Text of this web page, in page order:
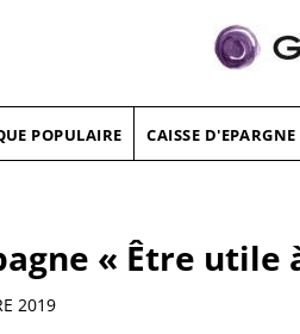
POPULAIRE CAISSE D'EPARGNE
« Être utile
2019